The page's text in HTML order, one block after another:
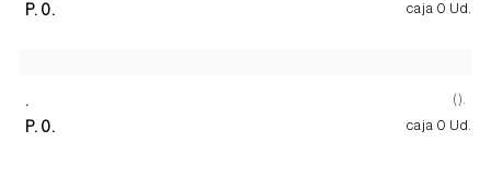
P. 0. caja 0 Ud.
. ().
P. 0. caja 0 Ud.